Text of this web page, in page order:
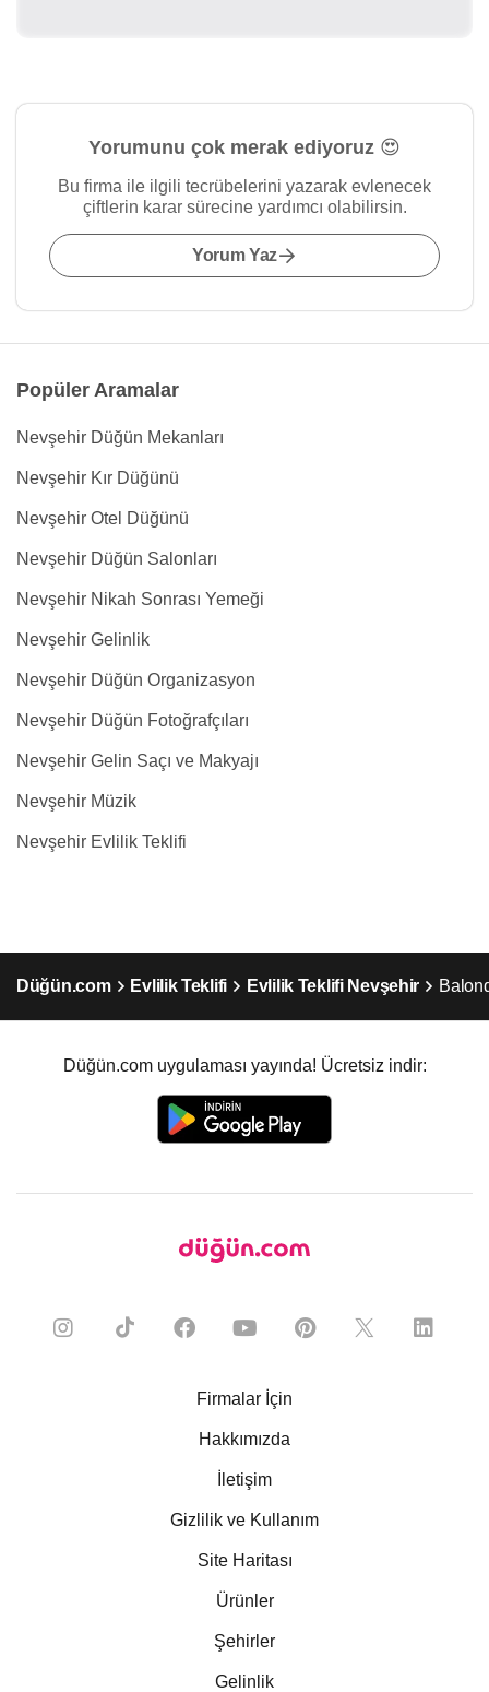
Yorumunu çok merak ediyoruz 😍
Bu firma ile ilgili tecrübelerini yazarak evlenecek
çiftlerin karar sürecine yardımcı olabilirsin.
Yorum Yaz
Popüler Aramalar
Nevşehir Düğün Mekanları
Nevşehir Kır Düğünü
Nevşehir Otel Düğünü
Nevşehir Düğün Salonları
Nevşehir Nikah Sonrası Yemeği
Nevşehir Gelinlik
Nevşehir Düğün Organizasyon
Nevşehir Düğün Fotoğrafçıları
Nevşehir Gelin Saçı ve Makyajı
Nevşehir Müzik
Nevşehir Evlilik Teklifi
Düğün.com Evlilik Teklifi Evlilik Teklifi Nevşehir
Düğün.com uygulaması yayında! Ücretsiz indir:
Firmalar İçin
Hakkımızda
İletişim
Gizlilik ve Kullanım
Site Haritası
Ürünler
Şehirler
Gelinlik